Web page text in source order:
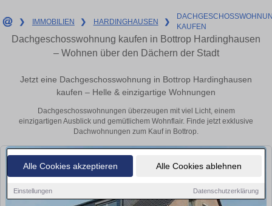
Alle Cookies akzeptieren Alle Cookies ablehnen
Einstellungen Datenschutzerklärung
❯ IMMOBILIEN ❯ HARDINGHAUSEN ❯
KAUFEN
Dachgeschosswohnung kaufen in Bottrop Hardinghausen
– Wohnen über den Dächern der Stadt
Jetzt eine Dachgeschosswohnung in Bottrop Hardinghausen
kaufen – Helle & einzigartige Wohnungen
Dachgeschosswohnungen überzeugen mit viel Licht, einem
einzigartigen Ausblick und gemütlichem Wohnflair. Finde jetzt exklusive
Dachwohnungen zum Kauf in Bottrop.